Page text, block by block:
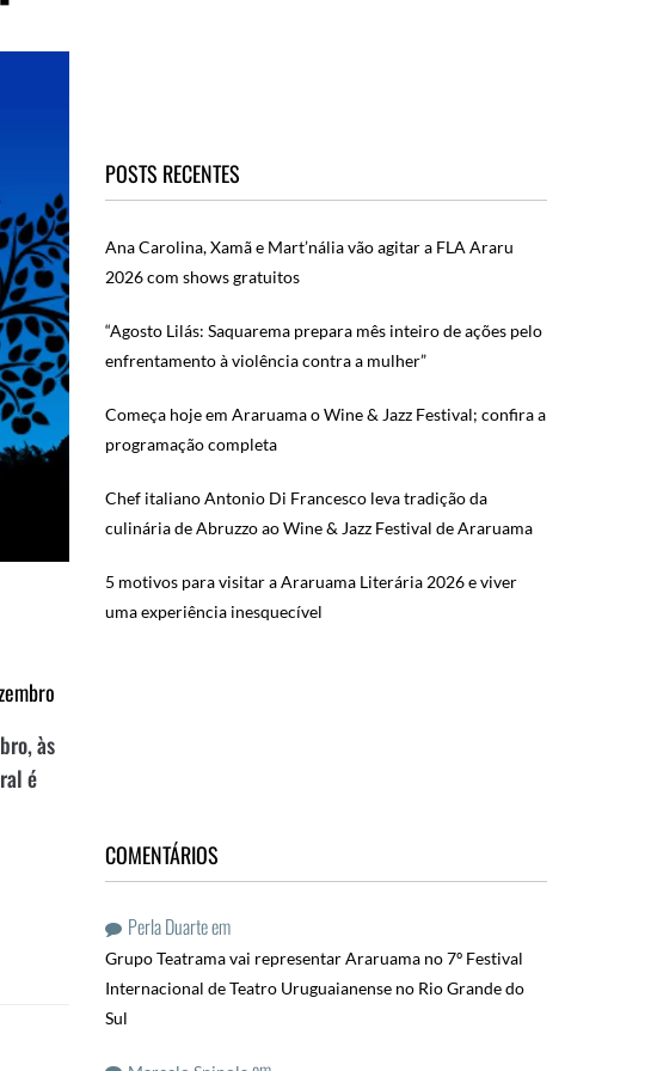
às
é
POSTS RECENTES
Ana Carolina, Xamã e Mart’nália vão agitar a FLA Araru
2026 com shows gratuitos
“Agosto Lilás: Saquarema prepara mês inteiro de ações pelo
enfrentamento à violência contra a mulher”
Começa hoje em Araruama o Wine & Jazz Festival; confira a
programação completa
Chef italiano Antonio Di Francesco leva tradição da
culinária de Abruzzo ao Wine & Jazz Festival de Araruama
5 motivos para visitar a Araruama Literária 2026 e viver
uma experiência inesquecível
COMENTÁRIOS
Perla Duarteem
Grupo Teatrama vai representar Araruama no 7º Festival
Internacional de Teatro Uruguaianense no Rio Grande do
Sul